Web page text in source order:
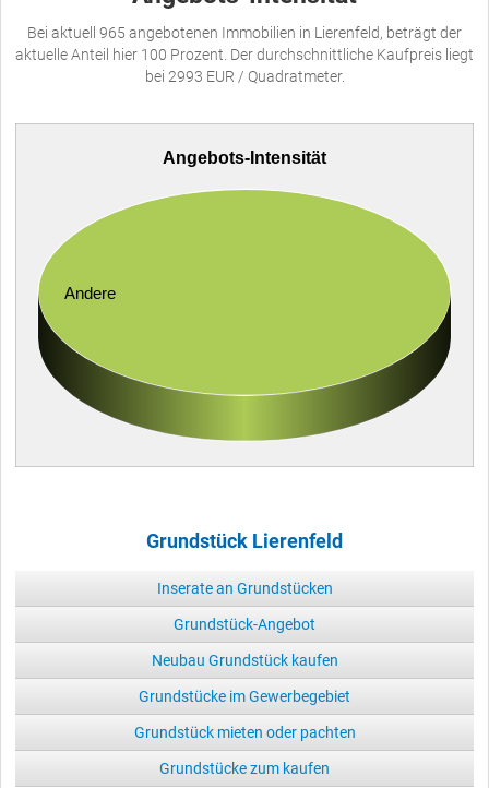
Bei aktuell 965 angebotenen Immobilien in Lierenfeld, beträgt der
aktuelle Anteil hier 100 Prozent. Der durchschnittliche Kaufpreis liegt
bei 2993 EUR / Quadratmeter.
Angebots-Intensität
Andere
Grundstück Lierenfeld
Inserate an Grundstücken
Grundstück-Angebot
Neubau Grundstück kaufen
Grundstücke im Gewerbegebiet
Grundstück mieten oder pachten
Grundstücke zum kaufen